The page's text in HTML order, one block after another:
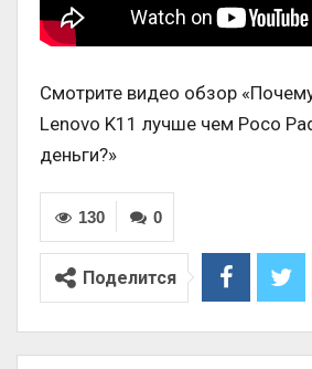
Смотрите видео обзор
Lenovo K11 лучше чем Poco
деньги?»
0
130
Поделится